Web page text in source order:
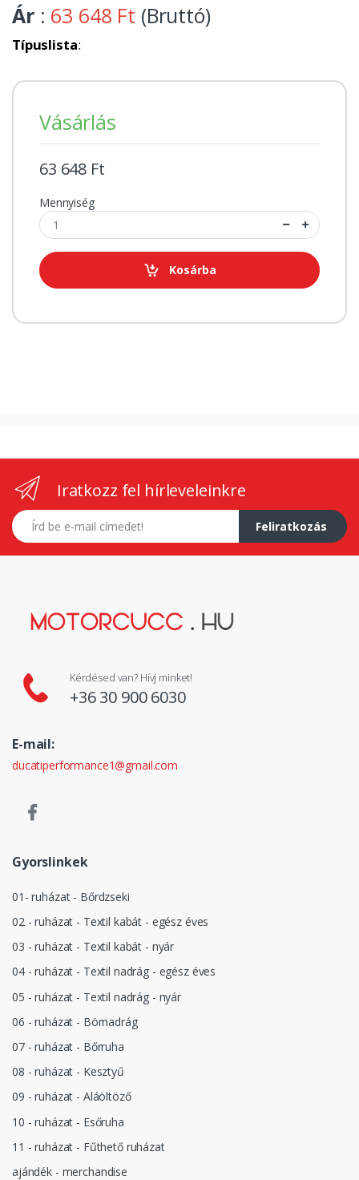
Ár : 63 648 Ft (Bruttó)
Típuslista:
Vásárlás
63 648 Ft
Mennyiség
Kosárba
Iratkozz fel hírleveleinkre
E-mail címed
Feliratkozás
Kérdésed van? Hívj minket!
+36 30 900 6030
E-mail:
ducatiperformance1@gmail.com
Gyorslinkek
01- ruházat - Bőrdzseki
02 - ruházat - Textil kabát - egész éves
03 - ruházat - Textil kabát - nyár
04 - ruházat - Textil nadrág - egész éves
05 - ruházat - Textil nadrág - nyár
06 - ruházat - Börnadrág
07 - ruházat - Bőrruha
08 - ruházat - Kesztyű
09 - ruházat - Aláöltöző
10 - ruházat - Esőruha
11 - ruházat - Fűthető ruházat
ajándék - merchandise